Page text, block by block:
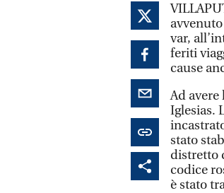
var,
feriti
cause
Ad
Iglesias.
stato
distretto
codice
è stato